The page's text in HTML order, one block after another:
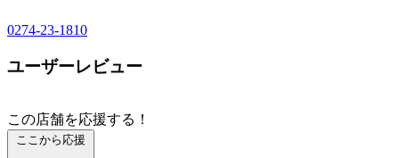
0274-23-1810
ユーザーレビュー
この店舗を応援する！
ここから応援